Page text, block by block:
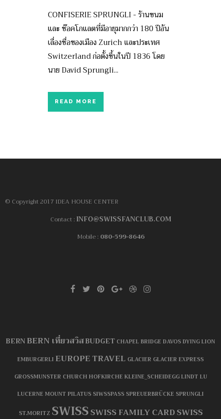
CONFISERIE SPRUNGLI - ร้านขนม
และ ช๊อคโกแลตที่มีอายุมากกว่า 180 ปีอัน
เลื่องชื่อของเมือง Zurich และประเทศ
Switzerland ก่อตั้งขึ้นในปี 1836 โดย
นาย David Sprungli...
READ MORE
© Copyright 2017 IDEA HOUSE CENTER
Contact : INFO@SWISSFANCLUB.COM
Mobile : 080-599-8646
BERNBERN เที่ยวสวิสBUDGET CHAPEL BRIDGE DAVOSDYING LION
EMBURGERLI EUROPE TRAVEL GLACIER GLACIER EXPRESS
GROSSMUNSTER CHURCH HOFKIRCHE KLEINE_SCHEIDEGGLINDT LU
LUCERNE MOUNT PILATUS SIWSSPASS SPREUERBRÜCKE SPRUNGLI
ST.MORITZ SWISSSWISS FAMILY CARDSWISS